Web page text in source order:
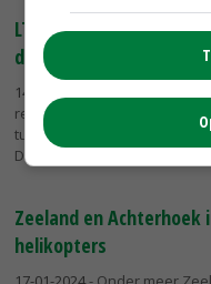
LTO Noord wil
defensielocaties
14-02-2024
rekening te houden met
tuinbouw waar het gaat om
Dat...
Zeeland en Achterhoek
helikopters